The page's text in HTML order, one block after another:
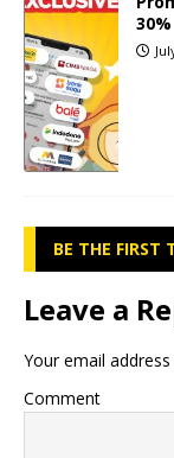
30%
BE THE FIRST
Leave a
Your email
Comment